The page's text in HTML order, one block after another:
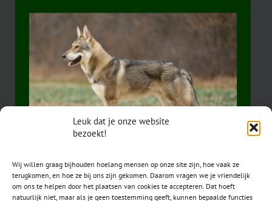
Leuk dat je onze website
bezoekt!
Wij willen graag bijhouden hoelang mensen op onze site zijn, hoe vaak ze
terugkomen, en hoe ze bij ons zijn gekomen. Daarom vragen we je vriendelijk
om ons te helpen door het plaatsen van cookies te accepteren. Dat hoeft
natuurlijk niet, maar als je geen toestemming geeft, kunnen bepaalde functies